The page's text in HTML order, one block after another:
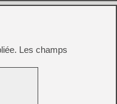
Les champs